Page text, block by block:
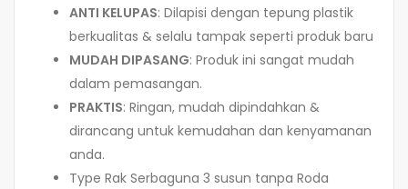
ANTI KELUPAS: Dilapisi dengan tepung plastik
berkualitas & selalu tampak seperti produk baru
MUDAH DIPASANG: Produk ini sangat mudah
dalam pemasangan.
PRAKTIS: Ringan, mudah dipindahkan &
dirancang untuk kemudahan dan kenyamanan
anda.
Type Rak Serbaguna 3 susun tanpa Roda